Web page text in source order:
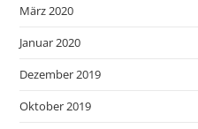
März 2020
Januar 2020
Dezember 2019
Oktober 2019